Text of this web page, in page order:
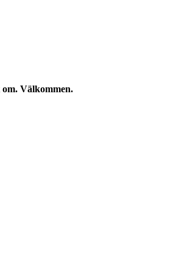
Välkommen.